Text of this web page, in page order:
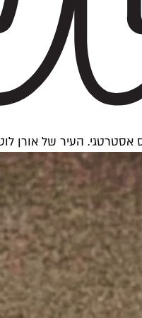
העיר של אורן